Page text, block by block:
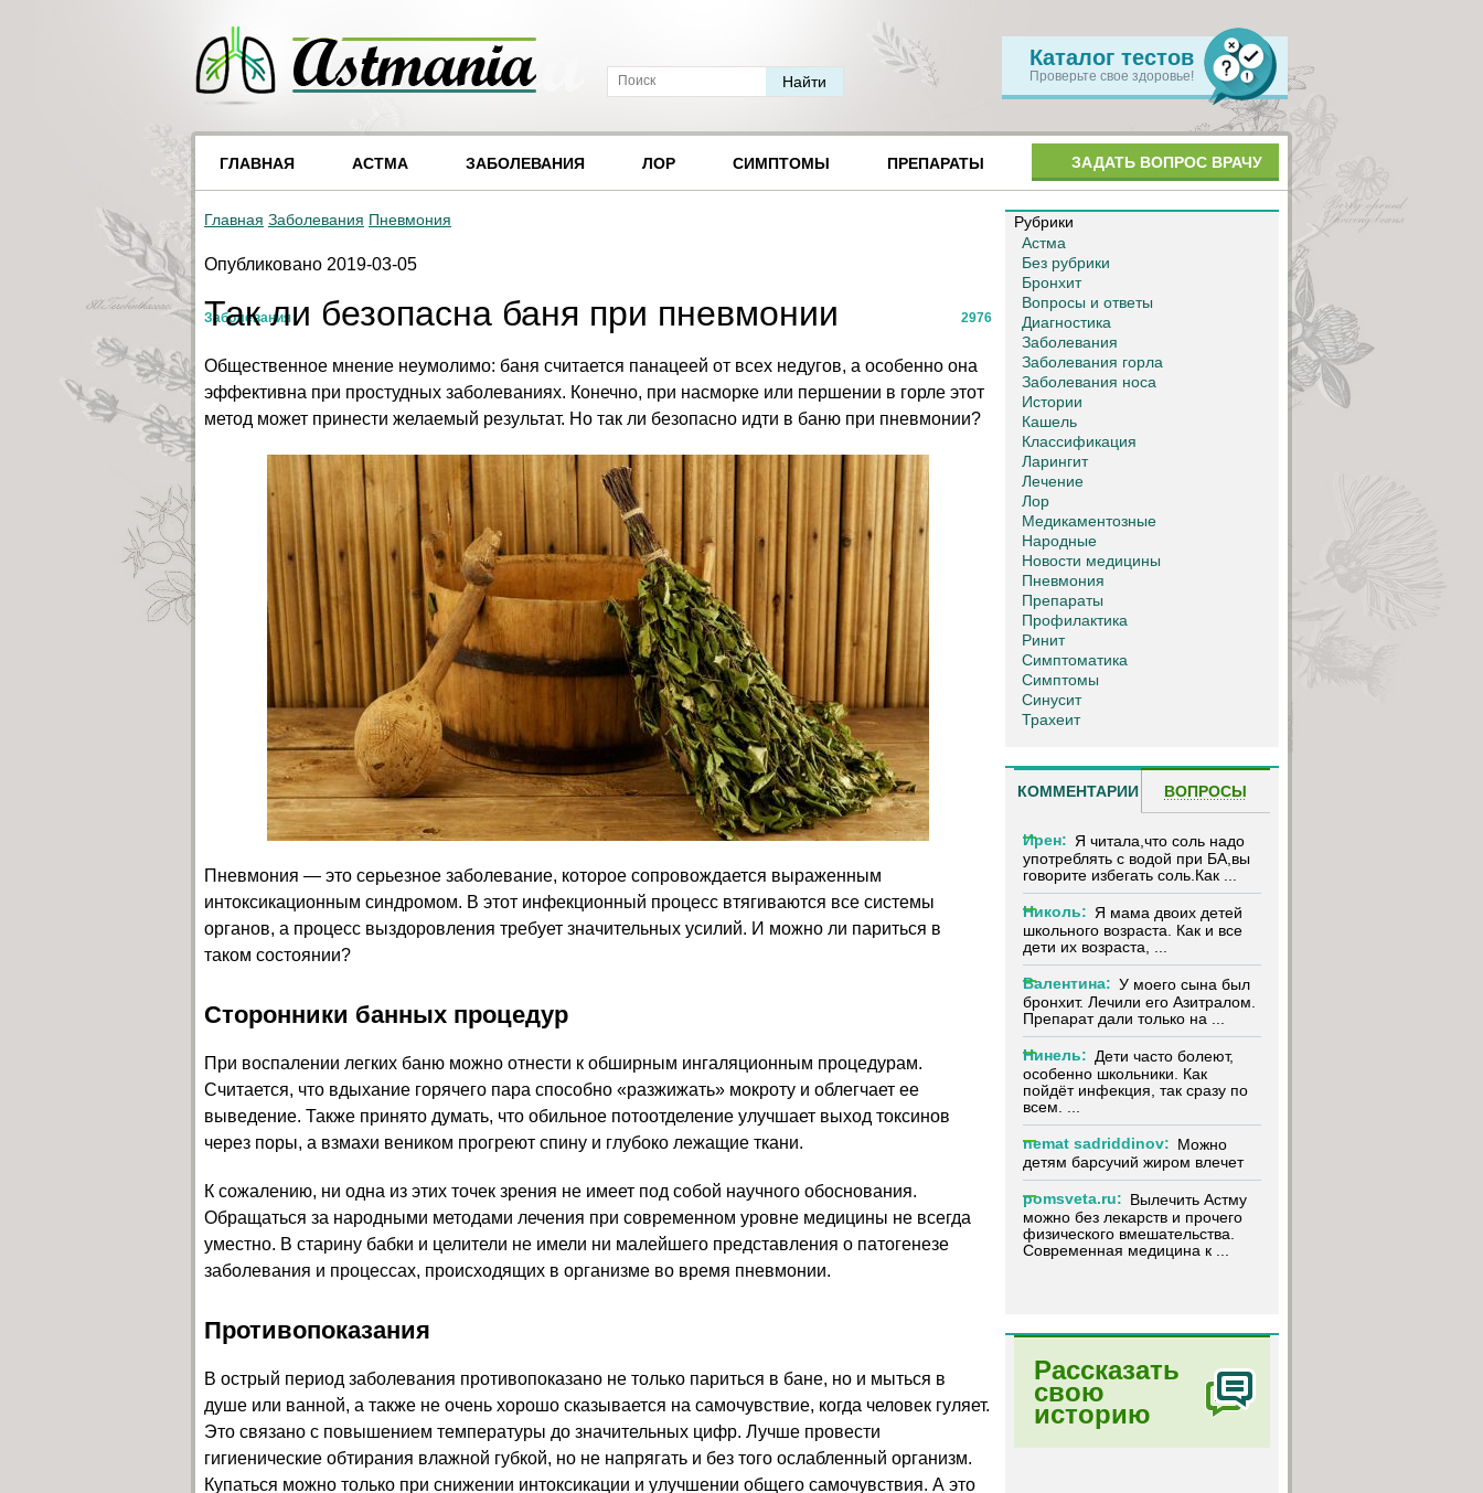
Каталог тестов
Проверьте свое здоровье!
ГЛАВНАЯ АСТМА ЗАБОЛЕВАНИЯ ЛОР СИМПТОМЫ ПРЕПАРАТЫ ЗАДАТЬ ВОПРОС ВРАЧУ
Главная Заболевания Пневмония
Опубликовано 2019-03-05
Так ли безопасна баня при пневмонии
Заболевания 2976
Общественное мнение неумолимо: баня считается панацеей от всех недугов, а особенно она
эффективна при простудных заболеваниях. Конечно, при насморке или першении в горле этот
метод может принести желаемый результат. Но так ли безопасно идти в баню при пневмонии?
Пневмония — это серьезное заболевание, которое сопровождается выраженным
интоксикационным синдромом. В этот инфекционный процесс втягиваются все системы
органов, а процесс выздоровления требует значительных усилий. И можно ли париться в
таком состоянии?
Сторонники банных процедур
При воспалении легких баню можно отнести к обширным ингаляционным процедурам.
Считается, что вдыхание горячего пара способно «разжижать» мокроту и облегчает ее
выведение. Также принято думать, что обильное потоотделение улучшает выход токсинов
через поры, а взмахи веником прогреют спину и глубоко лежащие ткани.
К сожалению, ни одна из этих точек зрения не имеет под собой научного обоснования.
Обращаться за народными методами лечения при современном уровне медицины не всегда
уместно. В старину бабки и целители не имели ни малейшего представления о патогенезе
заболевания и процессах, происходящих в организме во время пневмонии.
Противопоказания
В острый период заболевания противопоказано не только париться в бане, но и мыться в
душе или ванной, а также не очень хорошо сказывается на самочувствие, когда человек гуляет.
Это связано с повышением температуры до значительных цифр. Лучше провести
гигиенические обтирания влажной губкой, но не напрягать и без того ослабленный организм.
Купаться можно только при снижении интоксикации и улучшении общего самочувствия. А это
Рубрики
Астма
Без рубрики
Бронхит
Вопросы и ответы
Диагностика
Заболевания
Заболевания горла
Заболевания носа
Истории
Кашель
Классификация
Ларингит
Лечение
Лор
Медикаментозные
Народные
Новости медицины
Пневмония
Препараты
Профилактика
Ринит
Симптоматика
Симптомы
Синусит
Трахеит
КОММЕНТАРИИ ВОПРОСЫ
Ирен: Я читала,что соль надо
употреблять с водой при БА,вы
говорите избегать соль.Как ...
Николь: Я мама двоих детей
школьного возраста. Как и все
дети их возраста, ...
Валентина: У моего сына был
бронхит. Лечили его Азитралом.
Препарат дали только на ...
Нинель: Дети часто болеют,
особенно школьники. Как
пойдёт инфекция, так сразу по
всем. ...
nemat sadriddinov: Можно
детям барсучий жиром влечет
pomsveta.ru: Вылечить Астму
можно без лекарств и прочего
физического вмешательства.
Современная медицина к ...
Рассказать
свою
историю